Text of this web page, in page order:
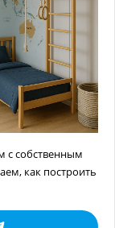
с собственным
как построить